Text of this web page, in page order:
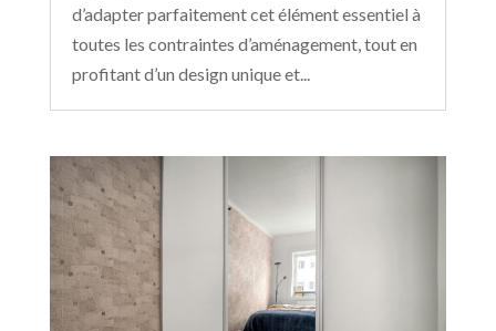
d’adapter parfaitement cet élément essentiel à
toutes les contraintes d’aménagement, tout en
profitant d’un design unique et...